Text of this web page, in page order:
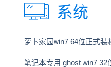
系统
萝卜家园win7 64位正式装
笔记本专用 ghost win7 32